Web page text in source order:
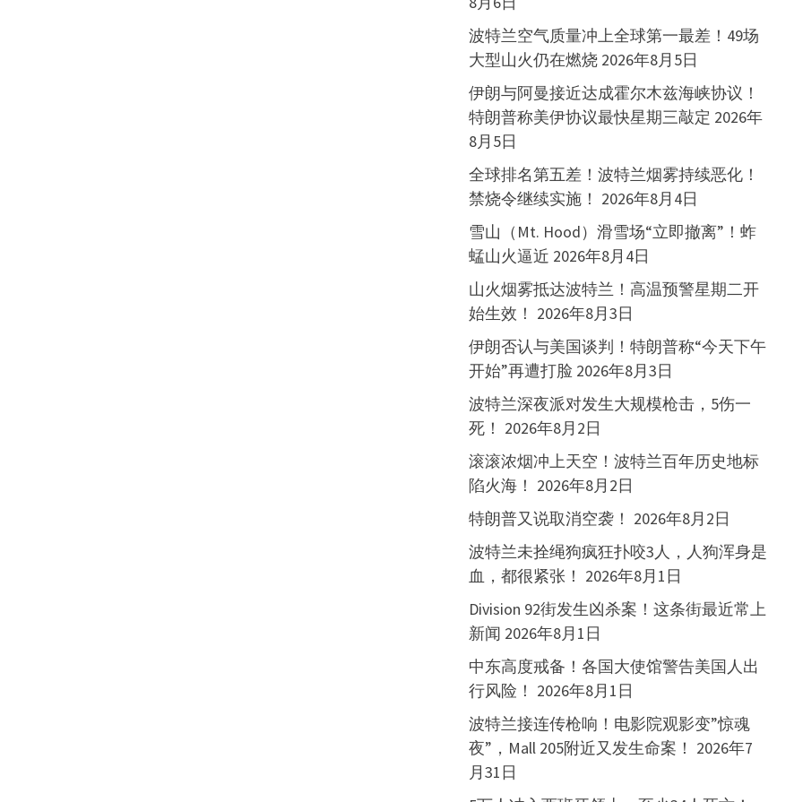
波特兰空气质量冲上全球第一最差！49场
大型山火仍在燃烧 2026年8月5日
伊朗与阿曼接近达成霍尔木兹海峡协议！
特朗普称美伊协议最快星期三敲定 2026年
8月5日
全球排名第五差！波特兰烟雾持续恶化！
禁烧令继续实施！ 2026年8月4日
雪山（Mt. Hood）滑雪场“立即撤离”！蚱
蜢山火逼近 2026年8月4日
山火烟雾抵达波特兰！高温预警星期二开
始生效！ 2026年8月3日
伊朗否认与美国谈判！特朗普称“今天下午
开始”再遭打脸 2026年8月3日
波特兰深夜派对发生大规模枪击，5伤一
死！ 2026年8月2日
滚滚浓烟冲上天空！波特兰百年历史地标
陷火海！ 2026年8月2日
特朗普又说取消空袭！ 2026年8月2日
波特兰未拴绳狗疯狂扑咬3人，人狗浑身是
血，都很紧张！ 2026年8月1日
Division 92街发生凶杀案！这条街最近常上
新闻 2026年8月1日
中东高度戒备！各国大使馆警告美国人出
行风险！ 2026年8月1日
波特兰接连传枪响！电影院观影变”惊魂
夜”，Mall 205附近又发生命案！ 2026年7
月31日